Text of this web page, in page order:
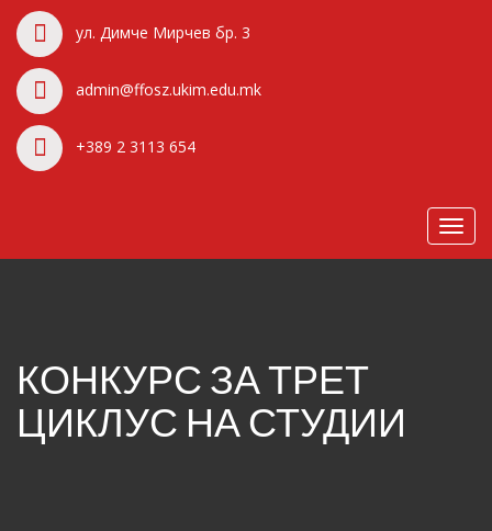
ул. Димче Мирчев бр. 3
admin@ffosz.ukim.edu.mk
+389 2 3113 654
КОНКУРС ЗА ТРЕТ
ЦИКЛУС НА СТУДИИ